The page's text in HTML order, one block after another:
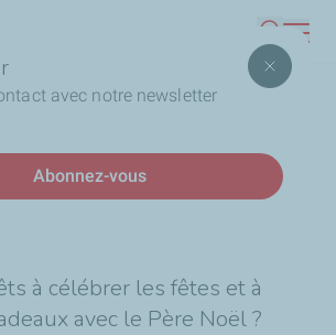
contenu
avec notre newsletter
Abonnez-vous
Noël nous rend visite !
nous rend
à célébrer les fêtes et à
avec le Père Noël ?